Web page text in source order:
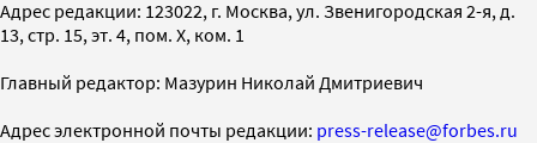
Адрес редакции: 123022, г. Москва, ул. Звенигородская 2-я, д.
13, стр. 15, эт. 4, пом. X, ком. 1
Главный редактор: Мазурин Николай Дмитриевич
Адрес электронной почты редакции: press-release@forbes.ru